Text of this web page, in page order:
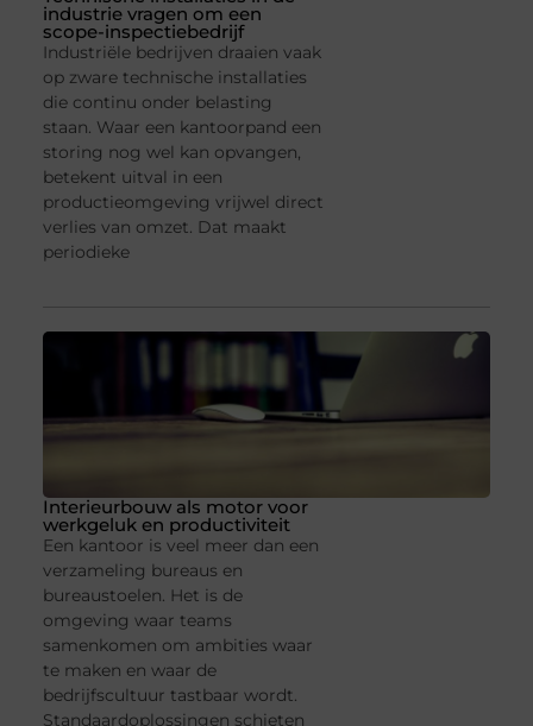
industrie vragen om een
scope-inspectiebedrijf
Industriële bedrijven draaien vaak
op zware technische installaties
die continu onder belasting
staan. Waar een kantoorpand een
storing nog wel kan opvangen,
betekent uitval in een
productieomgeving vrijwel direct
verlies van omzet. Dat maakt
periodieke
Interieurbouw als motor voor
werkgeluk en productiviteit
Een kantoor is veel meer dan een
verzameling bureaus en
bureaustoelen. Het is de
omgeving waar teams
samenkomen om ambities waar
te maken en waar de
bedrijfscultuur tastbaar wordt.
Standaardoplossingen schieten